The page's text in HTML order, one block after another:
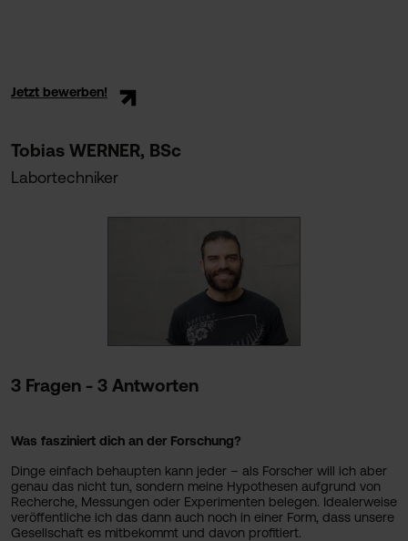
Jetzt bewerben!
Tobias WERNER, BSc
Labortechniker
3 Fragen - 3 Antworten
Was fasziniert dich an der Forschung?
Dinge einfach behaupten kann jeder – als Forscher will ich aber
genau das nicht tun, sondern meine Hypothesen aufgrund von
Recherche, Messungen oder Experimenten belegen. Idealerweise
veröffentliche ich das dann auch noch in einer Form, dass unsere
Gesellschaft es mitbekommt und davon profitiert.